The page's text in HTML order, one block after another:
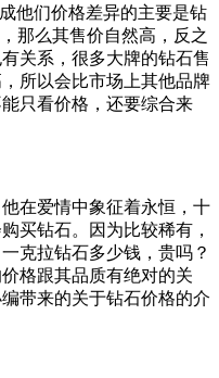
他们价格差异的主要是钻
那么其售价自然高，反之
关系，很多大牌的钻石售
所以会比市场上其他品牌
只看价格，还要综合来
在爱情中象征着永恒，十
买钻石。因为比较稀有，
克拉钻石多少钱，贵吗？
格跟其品质有绝对的关
带来的关于钻石价格的介